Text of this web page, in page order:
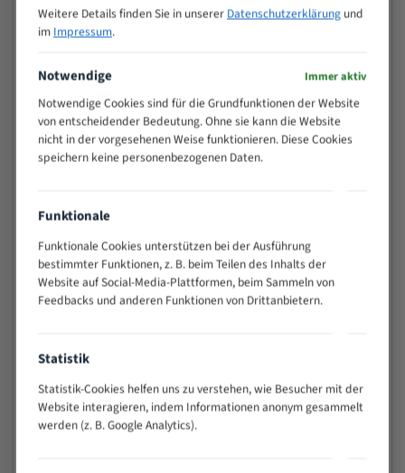
15 - 40
8/12
25 - 50
35 - 70
80 - 180
3/4
130 -
350
2/3
200 -
> 500
0,75/1,25
Vorteile:
Widerstandsfähig gegen Zahnbruch auch bei
schwierigen Werkstücken (Materialmischung,
wechselnde Verbindungslängen)
Sehr geringe Vibration
Weitere Details finden Sie in unserer Datenschutzerklärungund
im Impressum.
Notwendige Immer aktiv
Notwendige Cookies sind für die Grundfunktionen der Website
von entscheidender Bedeutung. Ohne sie kann die Website
nicht in der vorgesehenen Weise funktionieren. Diese Cookies
speichern keine personenbezogenen Daten.
Funktionale
Funktionale Cookies unterstützen bei der Ausführung
bestimmter Funktionen, z. B. beim Teilen des Inhalts der
Website auf Social-Media-Plattformen, beim Sammeln von
Feedbacks und anderen Funktionen von Drittanbietern.
Statistik
Statistik-Cookies helfen uns zu verstehen, wie Besucher mit der
Website interagieren, indem Informationen anonym gesammelt
werden (z. B. Google Analytics).